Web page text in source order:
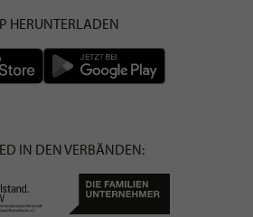
HERUNTERLADEN
IN DEN VERBÄNDEN: